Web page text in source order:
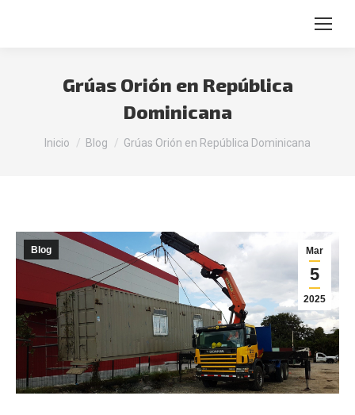
Buscar:
Grúas Orión en República
Dominicana
Estás aquí:
Inicio Blog Grúas Orión en República Dominicana
Mar
5
2025
Blog